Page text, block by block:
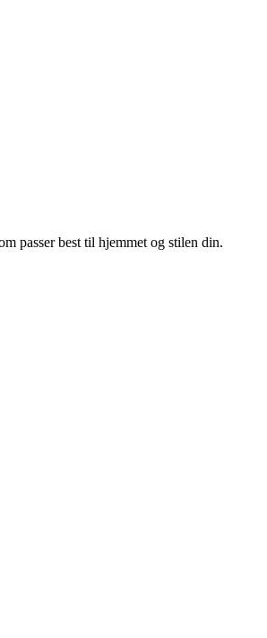
passer best til hjemmet og stilen din.